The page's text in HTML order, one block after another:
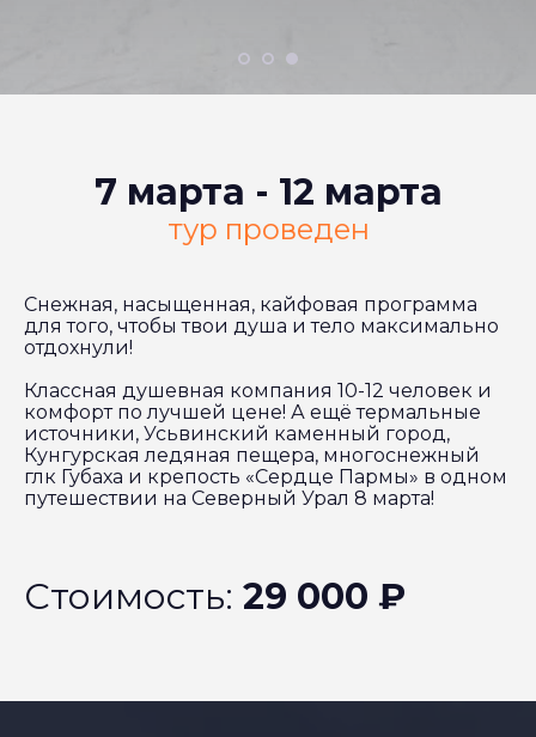
7 марта - 12 марта
тур проведен
Снежная, насыщенная, кайфовая программа
для того, чтобы твои душа и тело максимально
отдохнули!
Классная душевная компания 10-12 человек и
комфорт по лучшей цене! А ещё термальные
источники, Усьвинский каменный город,
Кунгурская ледяная пещера, многоснежный
глк Губаха и крепость «Сердце Пармы» в одном
путешествии на Северный Урал 8 марта!
Стоимость: 29 000 ₽